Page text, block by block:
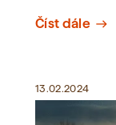
Číst dále east
13.02.2024